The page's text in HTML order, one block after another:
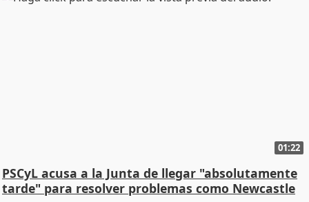
01:22
PSCyL acusa a la Junta de llegar "absolutamente
tarde" para resolver problemas como Newcastle